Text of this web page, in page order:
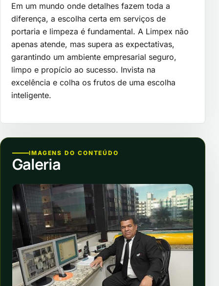
Em um mundo onde detalhes fazem toda a
diferença, a escolha certa em serviços de
portaria e limpeza é fundamental. A Limpex não
apenas atende, mas supera as expectativas,
garantindo um ambiente empresarial seguro,
limpo e propício ao sucesso. Invista na
excelência e colha os frutos de uma escolha
inteligente.
IMAGENS DO CONTEÚDO
Galeria